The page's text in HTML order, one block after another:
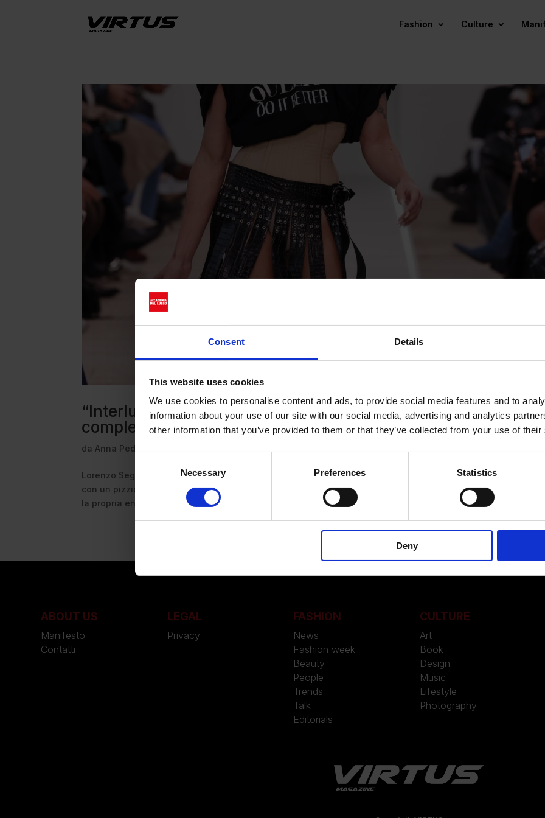
Consent Details
This website uses cookies
We use cookies to personalise content and ads, to provide social media features and to
information about your use of our site with our social media, advertising and analytics
other information that you’ve provided to them or that they’ve collected from your use of
Necessary Preferences Statistics
Deny
Fashion Culture
“Interludio” di Lorenzo Seghezzi: un ritratto sincero della
complessità della scena clubbing e queer
da Anna Pedrazzini
Lorenzo Seghezzi presenta la prima sfilata del suo brand con una collezione delicata ma schietta che
con un pizzico di nostalgia la scena clubbing milanese, dove il mondo queer ha modo di esprimere
la propria energia vibrante Nato nel 2020 quasi...
ABOUT US
Manifesto
Contatti
LEGAL
Privacy
FASHION
News
Fashion week
Beauty
People
Trends
Talk
Editorials
CULTURE
Art
Book
Design
Music
Lifestyle
Photography